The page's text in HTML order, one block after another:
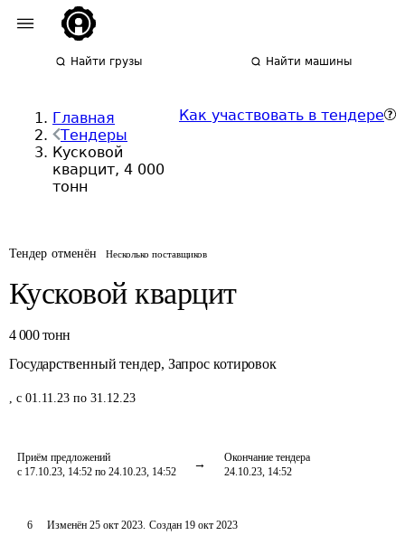
Найти грузы Найти машины
Главная
Тендеры
Кусковой
кварцит, 4 000
тонн
Как участвовать в тендере
Тендер отменён Несколько поставщиков
Кусковой кварцит
4 000 тонн
Государственный тендер, Запрос котировок
, с 01.11.23 по 31.12.23
Приём предложений
с 17.10.23, 14:52 по 24.10.23, 14:52
Окончание тендера
24.10.23, 14:52
6 Изменён 25 окт 2023. Создан 19 окт 2023